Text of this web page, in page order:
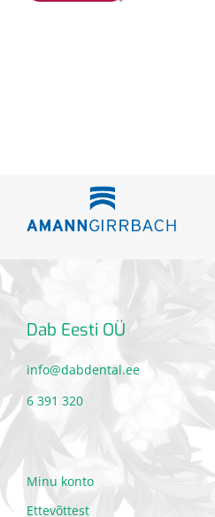
Dab Eesti OÜ
info@dabdental.ee
6 391 320
Minu konto
Ettevõttest